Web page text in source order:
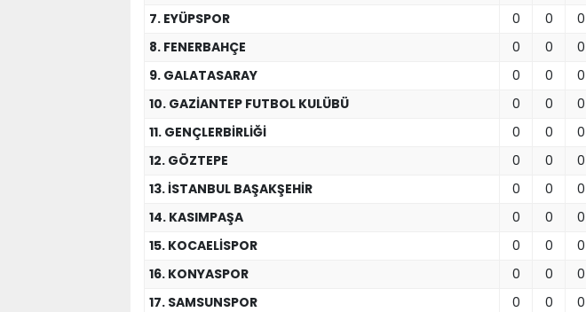
7. EYÜPSPOR
0 0 0
8. FENERBAHÇE
0 0 0
9. GALATASARAY
0 0 0
10. GAZİANTEP FUTBOL KULÜBÜ
0 0 0
11. GENÇLERBİRLİĞİ
0 0 0
12. GÖZTEPE
0 0 0
13. İSTANBUL BAŞAKŞEHİR
0 0 0
14. KASIMPAŞA
0 0 0
15. KOCAELİSPOR
0 0 0
16. KONYASPOR
0 0 0
17. SAMSUNSPOR
0 0 0